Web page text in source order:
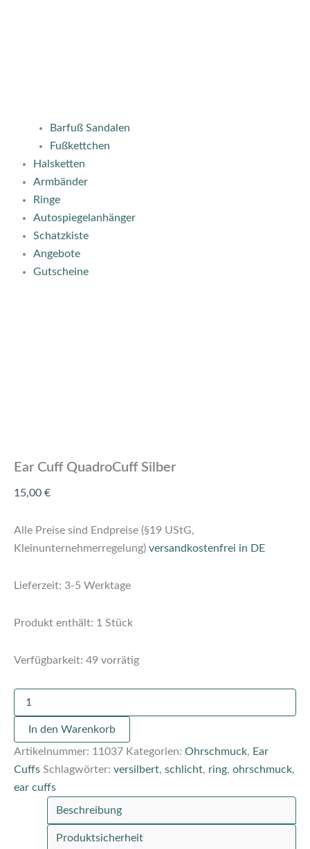
Barfuß Sandalen
Fußkettchen
Halsketten
Armbänder
Ringe
Autospiegelanhänger
Schatzkiste
Angebote
Gutscheine
Ear Cuff QuadroCuff Silber
15,00 €
Alle Preise sind Endpreise (§19 UStG,
Kleinunternehmerregelung) versandkostenfrei in DE
Lieferzeit: 3-5 Werktage
Produkt enthält: 1 Stück
Verfügbarkeit: 49 vorrätig
In den Warenkorb
Artikelnummer: 11037 Kategorien: Ohrschmuck, Ear
Cuffs Schlagwörter: versilbert, schlicht, ring, ohrschmuck,
ear cuffs
Beschreibung
Produktsicherheit